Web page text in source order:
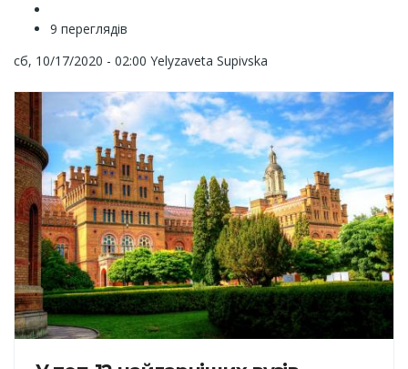
9 переглядів
сб, 10/17/2020 - 02:00 Yelyzaveta Supivska